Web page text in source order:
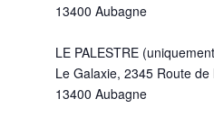
13400 Aubagne
LE PALESTRE
Le Galaxie, 2345 Route de
13400 Aubagne